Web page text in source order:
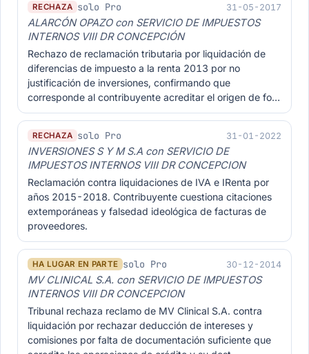
RECHAZA solo Pro 31-05-2017
ALARCÓN OPAZO con SERVICIO DE IMPUESTOS
INTERNOS VIII DR CONCEPCIÓN
Rechazo de reclamación tributaria por liquidación de
diferencias de impuesto a la renta 2013 por no
justificación de inversiones, confirmando que
corresponde al contribuyente acreditar el origen de fo…
RECHAZA solo Pro 31-01-2022
INVERSIONES S Y M S.A con SERVICIO DE
IMPUESTOS INTERNOS VIII DR CONCEPCION
Reclamación contra liquidaciones de IVA e IRenta por
años 2015-2018. Contribuyente cuestiona citaciones
extemporáneas y falsedad ideológica de facturas de
proveedores.
HA LUGAR EN PARTE solo Pro 30-12-2014
MV CLINICAL S.A. con SERVICIO DE IMPUESTOS
INTERNOS VIII DR CONCEPCION
Tribunal rechaza reclamo de MV Clinical S.A. contra
liquidación por rechazar deducción de intereses y
comisiones por falta de documentación suficiente que